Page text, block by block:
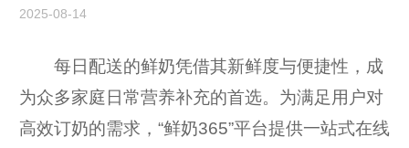
2025-08-14
每日配送的鲜奶凭借其新鲜度与便捷性，成
为众多家庭日常营养补充的首选。为满足用户对
高效订奶的需求，“鲜奶365”平台提供一站式在线